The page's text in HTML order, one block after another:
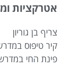
אטרקציות
צריף בן גוריון
קיר טיפוס
פינת החי